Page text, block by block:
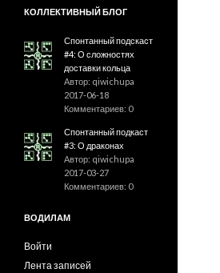
КОЛЛЕКТИВНЫЙ БЛОГ
Спонтанный подскаст
#4: О сложностях
доставки кольца
Автор: qiwichupa
2017-06-18
Комментариев: 0
Спонтанный подкаст
#3: О драконах
Автор: qiwichupa
2017-03-27
Комментариев: 0
ВОДИЛАМ
Войти
Лента записей